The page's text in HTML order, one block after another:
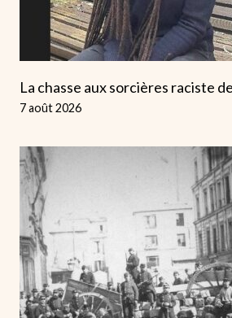
La chasse aux sorcières raciste
7 août 2026